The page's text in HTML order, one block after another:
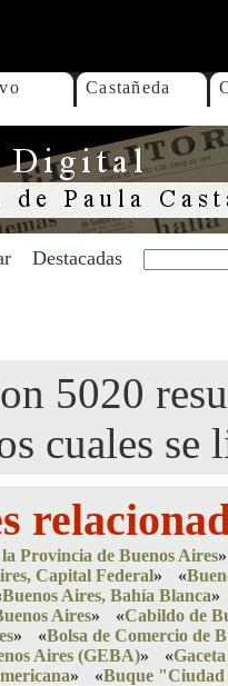
Castañeda
Destacadas
5020
cuales se
Provincia de Buenos Aires»
Capital Federal» «
Buenos Aires, Bahía Blanca»
Aires» «Cabildo de
» «Bolsa de Comercio de
Aires (GEBA)» «
» «Buque "Ciudad